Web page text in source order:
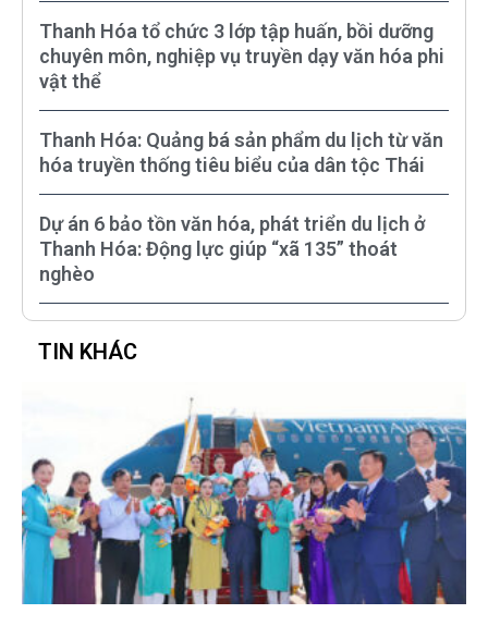
Thanh Hóa tổ chức 3 lớp tập huấn, bồi dưỡng
chuyên môn, nghiệp vụ truyền dạy văn hóa phi
vật thể
Thanh Hóa: Quảng bá sản phẩm du lịch từ văn
hóa truyền thống tiêu biểu của dân tộc Thái
Dự án 6 bảo tồn văn hóa, phát triển du lịch ở
Thanh Hóa: Động lực giúp “xã 135” thoát
nghèo
TIN KHÁC